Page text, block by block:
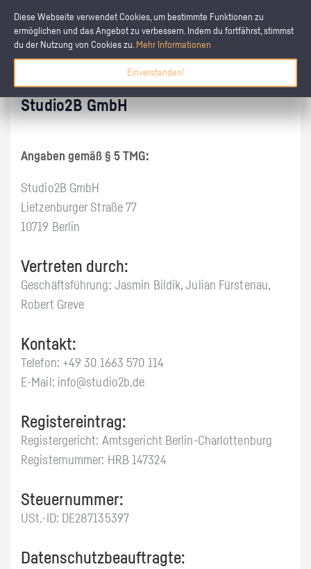
Diese Webseite verwendet Cookies, um bestimmte Funktionen zu
ermöglichen und das Angebot zu verbessern. Indem du fortfährst, stimmst
du der Nutzung von Cookies zu. Mehr Informationen
Einverstanden!
Studio2B GmbH
Angaben gemäß § 5 TMG:
Studio2B GmbH
Lietzenburger Straße 77
10719 Berlin
Vertreten durch:
Geschäftsführung: Jasmin Bildik, Julian Fürstenau,
Robert Greve
Kontakt:
Telefon: +49 30 1663 570 114
E-Mail: info@studio2b.de
Registereintrag:
Registergericht: Amtsgericht Berlin-Charlottenburg
Registernummer: HRB 147324
Steuernummer:
USt.-ID: DE287135397
Datenschutzbeauftragte: